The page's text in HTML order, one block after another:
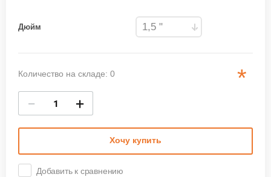
Дюйм
Количество на складе: 0 *
− +
Хочу купить
Добавить к сравнению